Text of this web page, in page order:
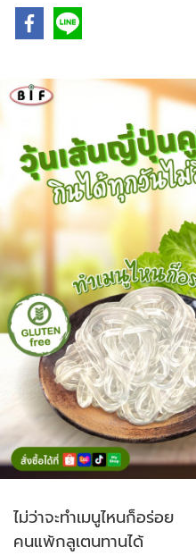
ไม่ว่าจะทำเมนูไหนก็อร่อย
คนแพ้กลูเตนทานได้